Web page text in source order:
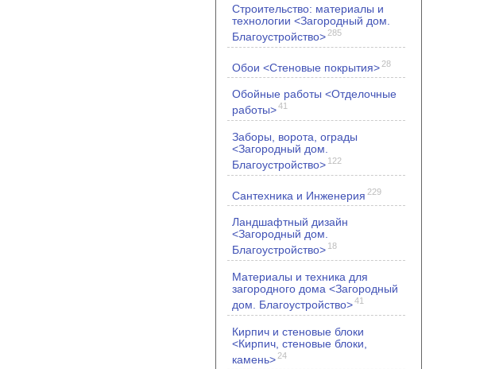
Строительство: материалы и
технологии <Загородный дом.
Благоустройство> 285
Обои <Стеновые покрытия> 28
Обойные работы <Отделочные
работы>41
Заборы, ворота, ограды
<Загородный дом.
Благоустройство> 122
Сантехника и Инженерия 229
Ландшафтный дизайн
<Загородный дом.
Благоустройство> 18
Материалы и техника для
загородного дома <Загородный
дом. Благоустройство>41
Кирпич и стеновые блоки
<Кирпич, стеновые блоки,
камень> 24